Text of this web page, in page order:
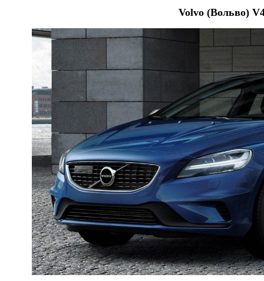
Volvo (Вольво)